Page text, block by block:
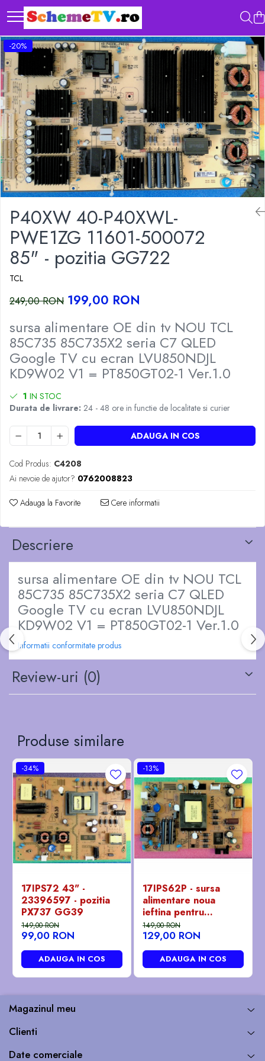
P40XW 40-P40XWL-
PWE1ZG 11601-500072
85" - pozitia GG722
TCL
-20%
249,00 RON 199,00 RON
sursa alimentare OE din tv NOU TCL
85C735 85C735X2 seria C7 QLED
Google TV cu ecran LVU850NDJL
KD9W02 V1 = PT850GT02-1 Ver.1.0
1 IN STOC
Durata de livrare: 24 - 48 ore in functie de localitate si curier
ADAUGA IN COS
Cod Produs: C4208
Ai nevoie de ajutor? 0762008823
Adauga la Favorite Cere informatii
Descriere
sursa alimentare OE din tv NOU TCL
85C735 85C735X2 seria C7 QLED
Google TV cu ecran LVU850NDJL
KD9W02 V1 = PT850GT02-1 Ver.1.0
Informatii conformitate produs
Review-uri (0)
Produse similare
-34%
17IPS72 43" -
23396597 - pozitia
PX737 GG39
149,00 RON
99,00 RON
ADAUGA IN COS
-13%
17IPS62P - sursa
alimentare noua
ieftina pentru
Panasonic 32" -
23483906 - pozitia
GB101
149,00 RON
129,00 RON
ADAUGA IN COS
Magazinul meu
Clienti
Date comerciale